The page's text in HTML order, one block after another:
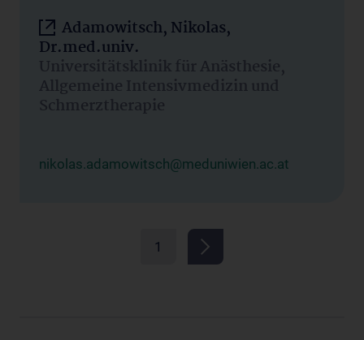
Adamowitsch, Nikolas,
Dr.med.univ.
Universitätsklinik für Anästhesie,
Allgemeine Intensivmedizin und
Schmerztherapie
nikolas.adamowitsch@meduniwien.ac.at
1